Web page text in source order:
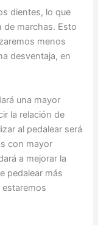
dientes, lo que
de marchas. Esto
menos
desventaja, en
una mayor
la relación de
al pedalear será
con mayor
a mejorar la
pedalear más
estaremos